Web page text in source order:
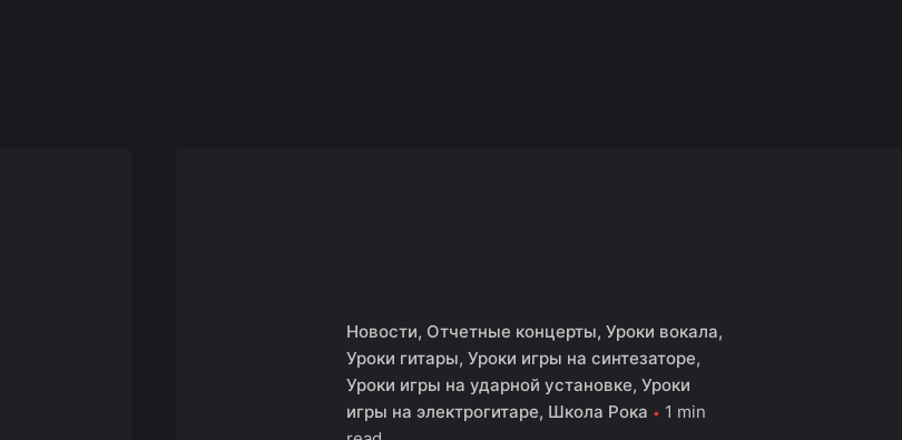
Новости Отчетные концерты Уроки вокала
Уроки гитары Уроки игры на синтезаторе
Уроки игры на ударной установке Уроки
игры на электрогитаре Школа Рока
1 min